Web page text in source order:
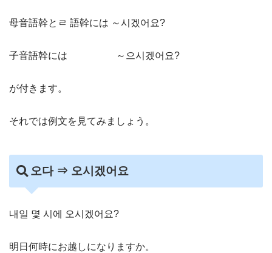
母音語幹とㄹ 語幹には ～시겠어요?
子音語幹には ～으시겠어요?
が付きます。
それでは例文を見てみましょう。
오다 ⇒ 오시겠어요
내일 몇 시에 오시겠어요?
明日何時にお越しになりますか。